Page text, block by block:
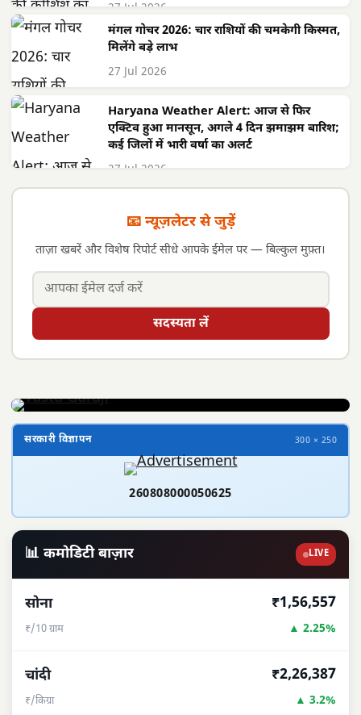
27 Jul 2026
मंगल गोचर 2026: चार राशियों की चमकेगी किस्मत,
मिलेंगे बड़े लाभ
27 Jul 2026
Haryana Weather Alert: आज से फिर
एक्टिव हुआ मानसून, अगले 4 दिन झमाझम बारिश;
कई जिलों में भारी वर्षा का अलर्ट
27 Jul 2026
📧 न्यूज़लेटर से जुड़ें
ताज़ा खबरें और विशेष रिपोर्ट सीधे आपके ईमेल पर — बिल्कुल मुफ़्त।
सदस्यता लें
सरकारी विज्ञापन 300 × 250
260808000050625
📊 कमोडिटी बाज़ार LIVE
सोना
₹/10 ग्राम
₹1,56,557
▲ 2.25%
चांदी
₹/किग्रा
₹2,26,387
▲ 3.2%